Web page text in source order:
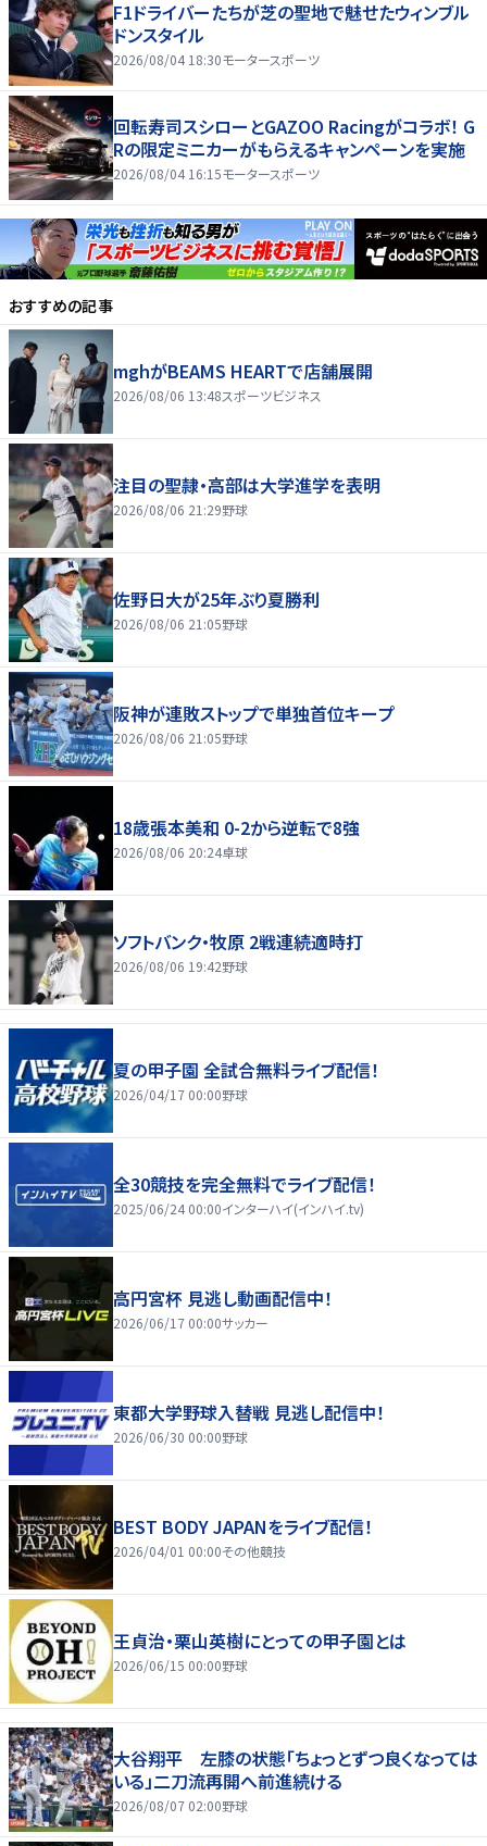
F1ドライバーたちが芝の聖地で魅せたウィンブル
ドンスタイル
2026/08/04 18:30モータースポーツ
回転寿司スシローとGAZOO Racingがコラボ！ G
Rの限定ミニカーがもらえるキャンペーンを実施
2026/08/04 16:15モータースポーツ
おすすめの記事
mghがBEAMS HEARTで店舗展開
2026/08/06 13:48スポーツビジネス
注目の聖隷・高部は大学進学を表明
2026/08/06 21:29野球
佐野日大が25年ぶり夏勝利
2026/08/06 21:05野球
阪神が連敗ストップで単独首位キープ
2026/08/06 21:05野球
18歳張本美和 0-2から逆転で8強
2026/08/06 20:24卓球
ソフトバンク・牧原 2戦連続適時打
2026/08/06 19:42野球
夏の甲子園 全試合無料ライブ配信！
2026/04/17 00:00野球
全30競技を完全無料でライブ配信！
2025/06/24 00:00インターハイ(インハイ.tv)
高円宮杯 見逃し動画配信中！
2026/06/17 00:00サッカー
東都大学野球入替戦 見逃し配信中！
2026/06/30 00:00野球
BEST BODY JAPANをライブ配信！
2026/04/01 00:00その他競技
王貞治・栗山英樹にとっての甲子園とは
2026/06/15 00:00野球
大谷翔平 左膝の状態「ちょっとずつ良くなっては
いる」二刀流再開へ前進続ける
2026/08/07 02:00野球